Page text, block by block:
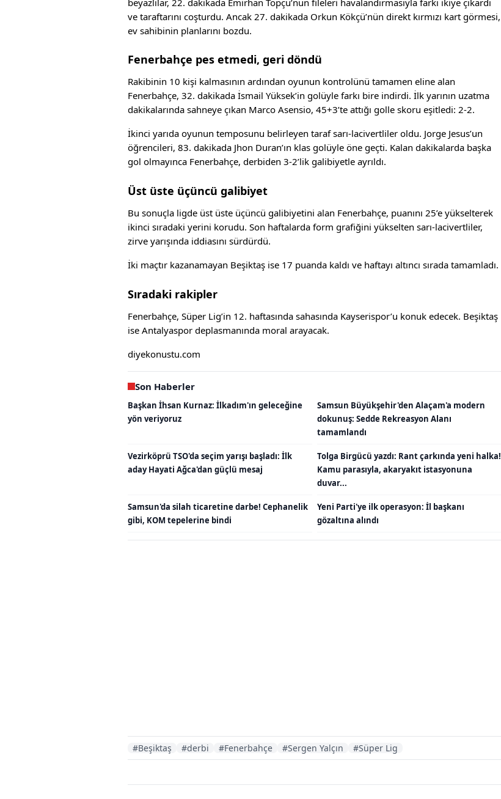
ve taraftarını coşturdu. Ancak 27. dakikada Orkun Kökçü’nün direkt kırmızı kart görmesi,
ev sahibinin planlarını bozdu.
Fenerbahçe pes etmedi, geri döndü
Rakibinin 10 kişi kalmasının ardından oyunun kontrolünü tamamen eline alan
Fenerbahçe, 32. dakikada İsmail Yüksek’in golüyle farkı bire indirdi. İlk yarının uzatma
dakikalarında sahneye çıkan Marco Asensio, 45+3’te attığı golle skoru eşitledi: 2-2.
İkinci yarıda oyunun temposunu belirleyen taraf sarı-lacivertliler oldu. Jorge Jesus’un
öğrencileri, 83. dakikada Jhon Duran’ın klas golüyle öne geçti. Kalan dakikalarda başka
gol olmayınca Fenerbahçe, derbiden 3-2’lik galibiyetle ayrıldı.
Üst üste üçüncü galibiyet
Bu sonuçla ligde üst üste üçüncü galibiyetini alan Fenerbahçe, puanını 25’e yükselterek
ikinci sıradaki yerini korudu. Son haftalarda form grafiğini yükselten sarı-lacivertliler,
zirve yarışında iddiasını sürdürdü.
İki maçtır kazanamayan Beşiktaş ise 17 puanda kaldı ve haftayı altıncı sırada tamamladı.
Sıradaki rakipler
Fenerbahçe, Süper Lig’in 12. haftasında sahasında Kayserispor’u konuk edecek. Beşiktaş
ise Antalyaspor deplasmanında moral arayacak.
diyekonustu.com
Son Haberler
Başkan İhsan Kurnaz: İlkadım'ın geleceğine
yön veriyoruz
Samsun Büyükşehir'den Alaçam'a modern
dokunuş: Sedde Rekreasyon Alanı
tamamlandı
Vezirköprü TSO'da seçim yarışı başladı: İlk
aday Hayati Ağca'dan güçlü mesaj
Tolga Birgücü yazdı: Rant çarkında yeni halka!
Kamu parasıyla, akaryakıt istasyonuna
duvar...
Samsun'da silah ticaretine darbe! Cephanelik
gibi, KOM tepelerine bindi
Yeni Parti'ye ilk operasyon: İl başkanı
gözaltına alındı
#Beşiktaş #derbi #Fenerbahçe #Sergen Yalçın #Süper Lig